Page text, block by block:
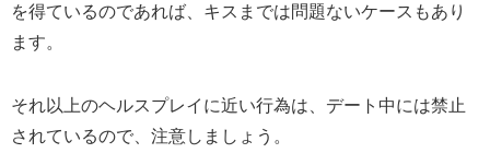
を得ているのであれば、キスまでは問題ないケースもあり
ます。
それ以上のヘルスプレイに近い行為は、デート中には禁止
されているので、注意しましょう。